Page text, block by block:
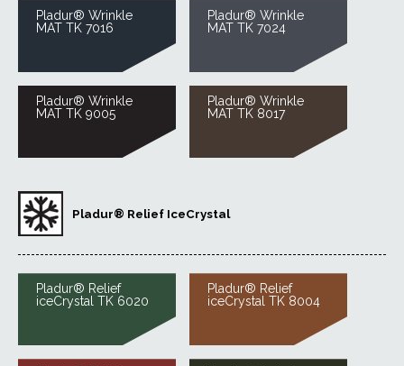
Pladur® Wrinkle
MAT TK 7016
Pladur® Wrinkle
MAT TK 7024
Pladur® Wrinkle
MAT TK 9005
Pladur® Wrinkle
MAT TK 8017
Pladur® Relief IceCrystal
Pladur® Relief
iceCrystal TK 6020
Pladur® Relief
iceCrystal TK 8004